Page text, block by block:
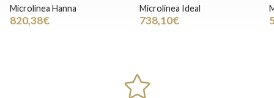
Microlínea Ideal
738,10€
Microlínea Just Nature
554,18€